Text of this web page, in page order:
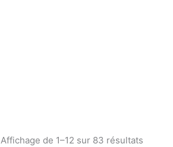
Affichage de 1–12 sur 83 résultats